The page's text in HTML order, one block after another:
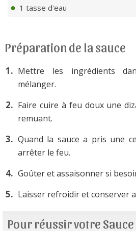
1 tasse d'eau
Préparation de la sauce
Mettre les ingrédients
mélanger.
Faire cuire à feu doux une
remuant.
Quand la sauce a pris une
arrêter le feu.
Goûter et assaisonner si
Laisser refroidir et conserver
Pour réussir votre